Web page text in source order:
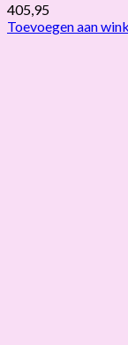
405,95
Toevoegen aan